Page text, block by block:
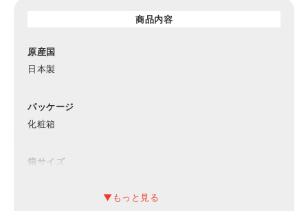
商品内容
原産国
日本製
パッケージ
化粧箱
箱サイズ